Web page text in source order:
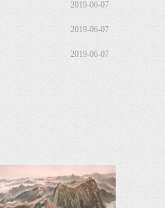
2019-06-07
2019-06-07
2019-06-07